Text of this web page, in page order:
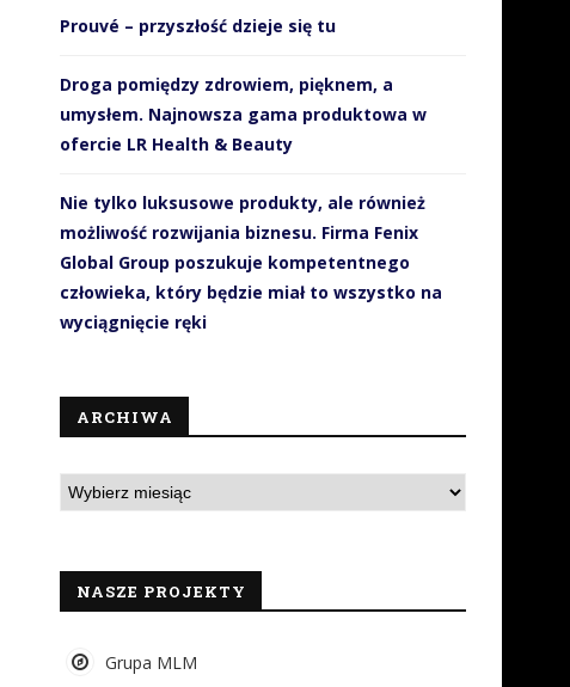
Prouvé – przyszłość dzieje się tu
Droga pomiędzy zdrowiem, pięknem, a
umysłem. Najnowsza gama produktowa w
ofercie LR Health & Beauty
Nie tylko luksusowe produkty, ale również
możliwość rozwijania biznesu. Firma Fenix
Global Group poszukuje kompetentnego
człowieka, który będzie miał to wszystko na
wyciągnięcie ręki
ARCHIWA
NASZE PROJEKTY
Grupa MLM